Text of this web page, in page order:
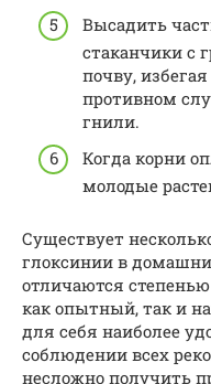
Высадить
стаканчики с
почву,
противном
гнили.
Когда корни
молодые
Существует
глоксинии в
отличаются
как опытный, так и
для себя наиболее
соблюдении всех
несложно получить